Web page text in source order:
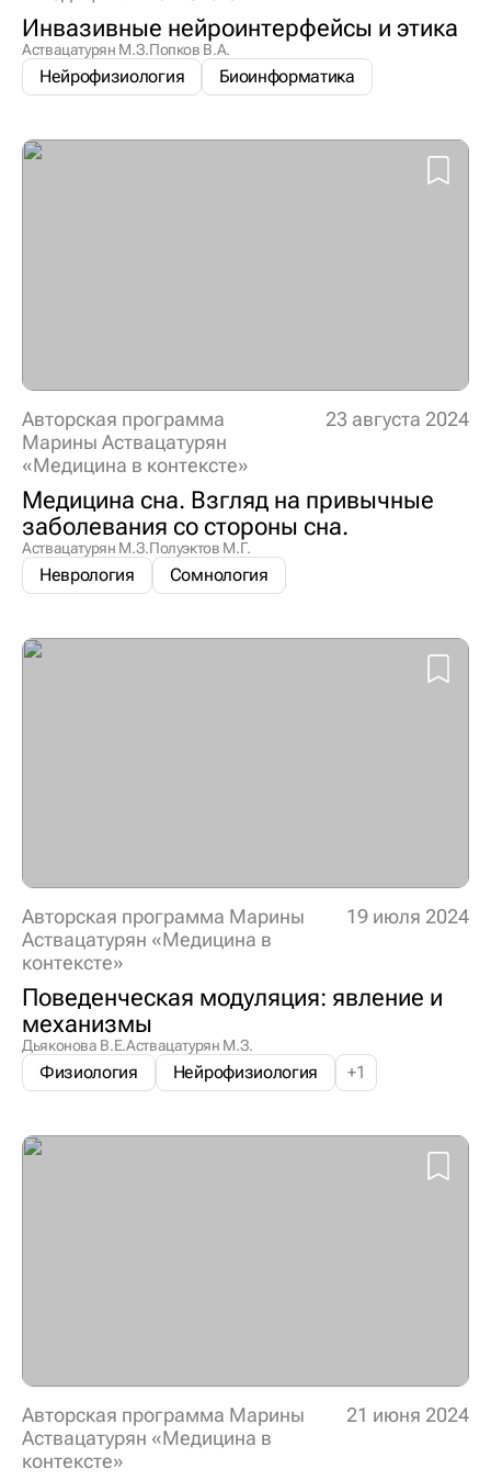
Инвазивные нейроинтерфейсы и этика
Аствацатурян М.З.Попков В.А.
Нейрофизиология Биоинформатика
Авторская программа
Марины Аствацатурян
«Медицина в контексте»
23 августа 2024
Медицина сна. Взгляд на привычные
заболевания со стороны сна.
Аствацатурян М.З.Полуэктов М.Г.
Неврология Сомнология
Авторская программа Марины
Аствацатурян «Медицина в
контексте»
19 июля 2024
Поведенческая модуляция: явление и
механизмы
Дьяконова В.Е.Аствацатурян М.З.
Физиология Нейрофизиология +1
Авторская программа Марины
Аствацатурян «Медицина в
контексте»
21 июня 2024